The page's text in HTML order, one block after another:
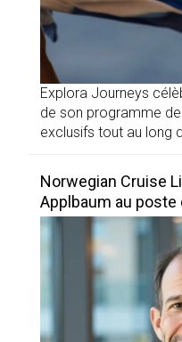
Explora Journeys
de son programme
exclusifs tout au long
Norwegian Cruise
Applbaum au